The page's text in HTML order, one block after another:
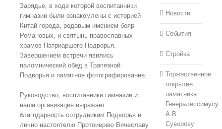
Зарядье, в ходе которой воспитанники
гимназии были ознакомлены с историей
Китай-города, родовым имением бояр
Романовых, и святынь православных
храмов Патриаршего Подворья.
Завершением встречи явились
паломнический обед в Трапезной
Подворья и памятное фотографирование.
Руководство, воспитанники гимназии и
наша организация выражает
благодарность сотрудникам Подворья и
лично настоятелю Протоиерею Вячеславу
Новости
События
Стройка
Торжественное
открытие
памятника
Генералиссимусу
А.В.
Суворову